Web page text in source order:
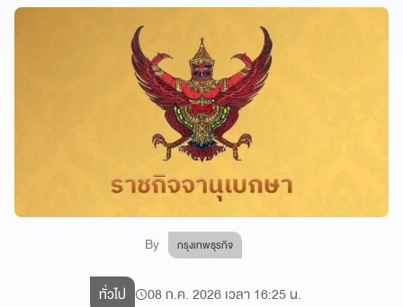
By กรุงเทพธุรกิจ
ทั่วไป 08 ก.ค. 2026 เวลา 16:25 น.